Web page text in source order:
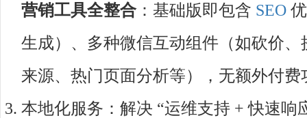
营销工具全整合：基础版即包含 SEO
生成）、多种微信互动组件（如砍价
来源、热门页面分析等），无额外付费
本地化服务：解决 “运维支持 + 快速响